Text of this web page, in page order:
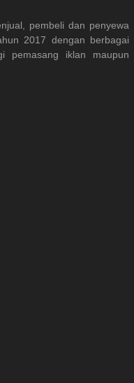
pembeli dan penyewa
2017 dengan berbagai
pemasang iklan maupun